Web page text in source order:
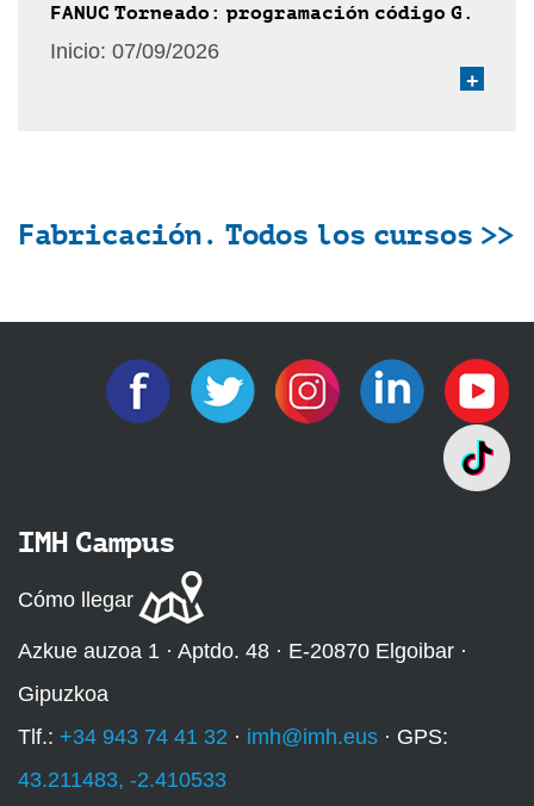
FANUC Torneado: programación código G.
Inicio: 07/09/2026
+
Fabricación. Todos los cursos >>
IMH Campus
Cómo llegar
Azkue auzoa 1 · Aptdo. 48 · E-20870 Elgoibar ·
Gipuzkoa
Tlf.: +34 943 74 41 32 · imh@imh.eus · GPS:
43.211483, -2.410533